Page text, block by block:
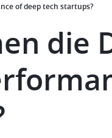
of deep tech startups?
die